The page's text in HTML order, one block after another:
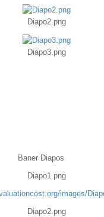
Diapo2.png
Diapo3.png
Baner Diapos
Diapo1.png
images/
Diapo2.png